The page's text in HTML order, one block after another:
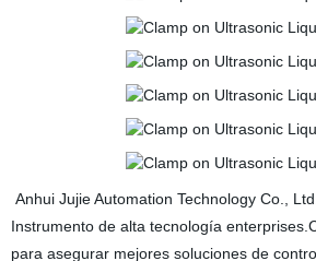
Anhui Jujie Automation Technology Co.,
Instrumento de alta tecnología
para asegurar mejores soluciones de